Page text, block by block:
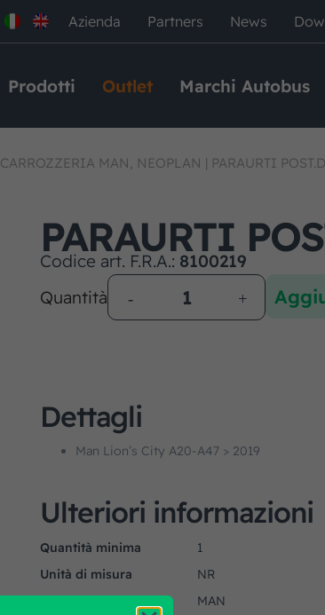
Azienda Partners News
Prodotti Outlet Marchi Autobus
CARROZZERIA MAN, NEOPLAN | PARAURTI
PARAURTI
Codice art. F.R.A.: 8100219
Quantità
Dettagli
Man Lion’s City A20-A47 > 2019
Ulteriori informazioni
Quantità minima
1
Unità di misura
NR
Applicazione
MAN